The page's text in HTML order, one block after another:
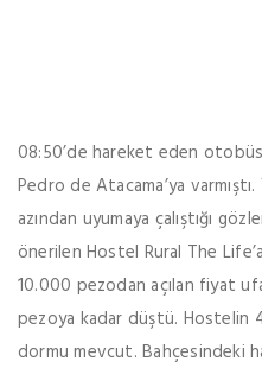
08:50’de hareket eden
Pedro de Atacama’ya
azından uyumaya çalıştığı
önerilen Hostel Rural The
10.000 pezodan açılan fiyat
pezoya kadar düştü. Hostelin
dormu mevcut. Bahçesindeki